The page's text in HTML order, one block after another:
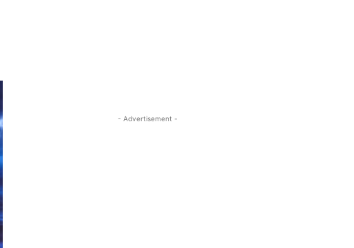
- Advertisement -